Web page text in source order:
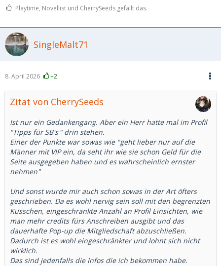
Playtime, Novellist und CherrySeeds gefällt das.
SingleMalt71
8. April 2026 +2
Zitat von CherrySeeds
Ist nur ein Gedankengang. Aber ein Herr hatte mal im Profil
"Tipps für SB's " drin stehen.
Einer der Punkte war sowas wie "geht lieber nur auf die
Männer mit VIP ein, da seht ihr wie sie schon Geld für die
Seite ausgegeben haben und es wahrscheinlich ernster
nehmen"
Und sonst wurde mir auch schon sowas in der Art öfters
geschrieben. Da es wohl nervig sein soll mit den begrenzten
Küsschen, eingeschränkte Anzahl an Profil Einsichten, wie
man mehr credits fürs Anschreiben ausgibt und das
dauerhafte Pop-up die Mitgliedschaft abzuschließen.
Dadurch ist es wohl eingeschränkter und lohnt sich nicht
wirklich.
Das sind jedenfalls die Infos die ich bekommen habe.